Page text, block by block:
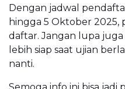
Dengan jadwal
hingga 5 Oktober
daftar. Jangan lupa
lebih siap saat ujian
nanti.